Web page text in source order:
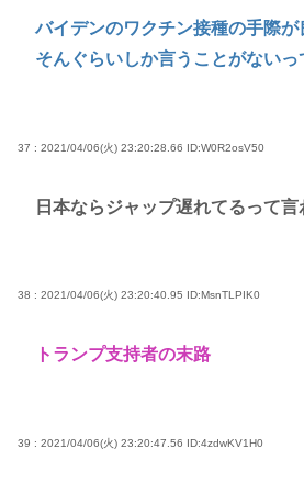
バイデンのワクチン接種の手際が
そんぐらいしか言うことがないっ
37 : 2021/04/06(火) 23:20:28.66 ID:W0R2osV50
日本ならジャップ遅れてるって言
38 : 2021/04/06(火) 23:20:40.95 ID:MsnTLPIK0
トランプ支持者の末路
39 : 2021/04/06(火) 23:20:47.56 ID:4zdwKV1H0